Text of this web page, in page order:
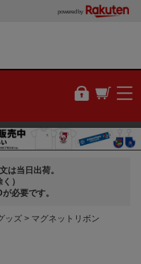
powered by
は当日出荷。
）
必要です。
ッズ マグネットリボン